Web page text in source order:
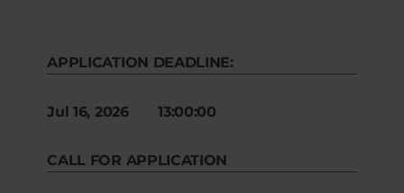
APPLICATION DEADLINE:
Jul 16, 2026 13:00:00
CALL FOR APPLICATION